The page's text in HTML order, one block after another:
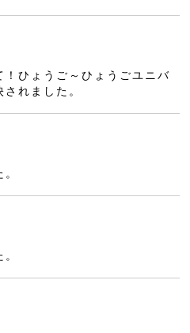
！ひょうご～ひょうごユニバ
れました。